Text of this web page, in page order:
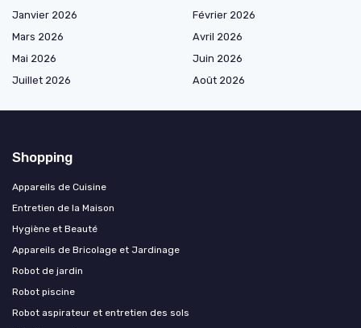
Janvier 2026
Février 2026
Mars 2026
Avril 2026
Mai 2026
Juin 2026
Juillet 2026
Août 2026
Shopping
Appareils de Cuisine
Entretien de la Maison
Hygiène et Beauté
Appareils de Bricolage et Jardinage
Robot de jardin
Robot piscine
Robot aspirateur et entretien des sols